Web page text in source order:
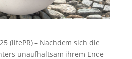
(lifePR) – Nachdem sich die
unaufhaltsam ihrem Ende